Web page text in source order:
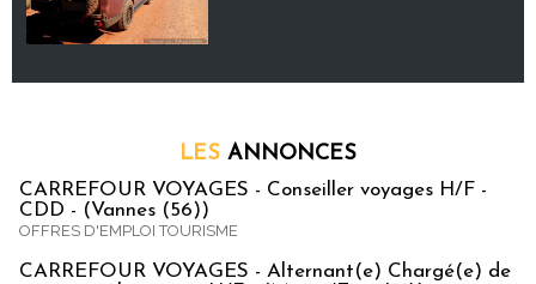
LES ANNONCES
CARREFOUR VOYAGES - Conseiller voyages H/F -
CDD - (Vannes (56))
OFFRES D'EMPLOI TOURISME
CARREFOUR VOYAGES - Alternant(e) Chargé(e) de